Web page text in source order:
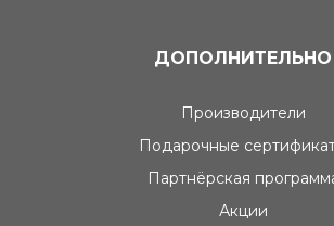
ДОПОЛНИТЕЛЬНО
Производители
Подарочные
Партнёрская
Акции